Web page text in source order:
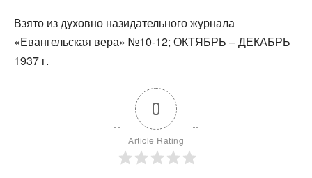
Взято из духовно назидательного журнала
«Евангельская вера» №10-12; ОКТЯБРЬ – ДЕКАБРЬ
1937 г.
0
Article Rating